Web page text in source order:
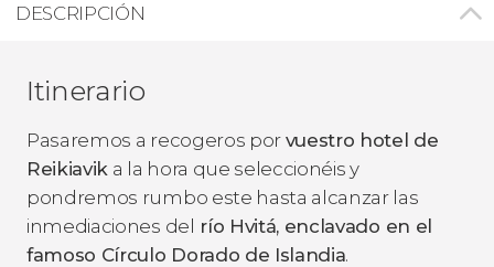
DESCRIPCIÓN
Itinerario
Pasaremos a recogeros por vuestro hotel de
Reikiavik a la hora que seleccionéis y
pondremos rumbo este hasta alcanzar las
inmediaciones del río Hvitá, enclavado en el
famoso Círculo Dorado de Islandia.